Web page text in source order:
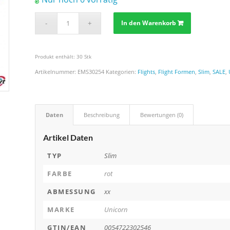
In den Warenkorb
Produkt enthält: 30Stk
Artikelnummer: EMS30254 Kategorien: Flights Flight Formen ,Slim ,SALE
Daten Beschreibung Bewertungen (0)
Artikel Daten
TYP
Slim
FARBE
rot
ABMESSUNG
xx
MARKE
Unicorn
GTIN/EAN
0054722302546